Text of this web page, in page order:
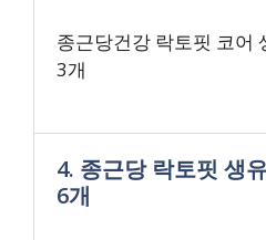
종근당건강 락토핏 코어
3개
4. 종근당 락토핏 생
6개